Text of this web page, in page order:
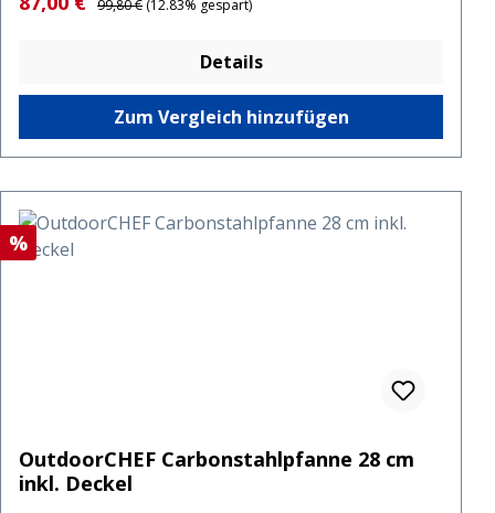
99,80 € (12.83% gespart)
Details
Zum Vergleich hinzufügen
Rabatt
%
OutdoorCHEF Carbonstahlpfanne 28 cm
inkl. Deckel